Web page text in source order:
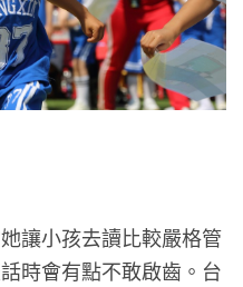
讓小孩去讀比較嚴格管
時會有點不敢啟齒。台